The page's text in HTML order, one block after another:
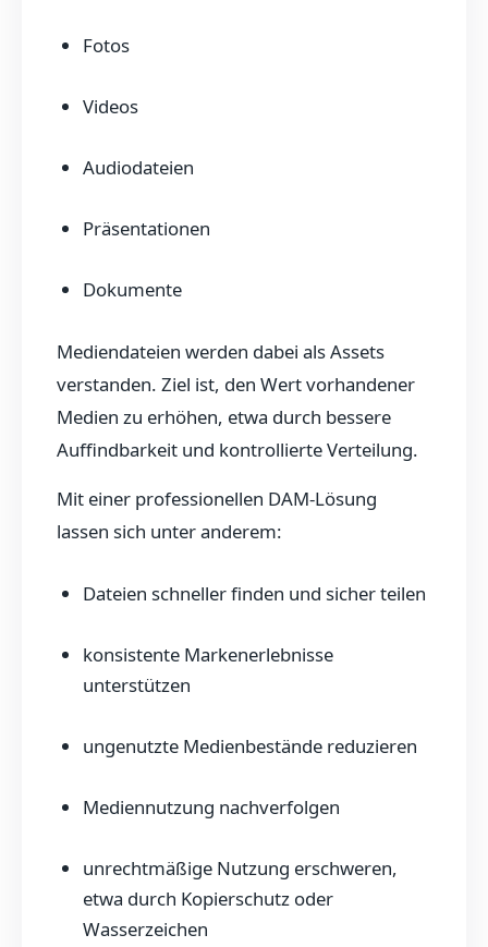
Fotos
Videos
Audiodateien
Präsentationen
Dokumente
Mediendateien werden dabei als Assets
verstanden. Ziel ist, den Wert vorhandener
Medien zu erhöhen, etwa durch bessere
Auffindbarkeit und kontrollierte Verteilung.
Mit einer professionellen DAM-Lösung
lassen sich unter anderem:
Dateien schneller finden und sicher teilen
konsistente Markenerlebnisse
unterstützen
ungenutzte Medienbestände reduzieren
Mediennutzung nachverfolgen
unrechtmäßige Nutzung erschweren,
etwa durch Kopierschutz oder
Wasserzeichen